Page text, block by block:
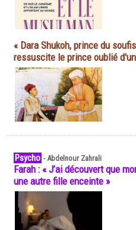
« Dara Shukoh, prince du
ressuscite le prince oublié
Psycho -Abdelnour Zahrali
Farah : « J’ai découvert que
une autre fille enceinte »